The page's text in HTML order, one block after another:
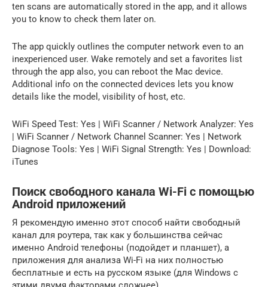
ten scans are automatically stored in the app, and it allows
you to know to check them later on.
The app quickly outlines the computer network even to an
inexperienced user. Wake remotely and set a favorites list
through the app also, you can reboot the Mac device.
Additional info on the connected devices lets you know
details like the model, visibility of host, etc.
WiFi Speed Test: Yes | WiFi Scanner / Network Analyzer: Yes
| WiFi Scanner / Network Channel Scanner: Yes | Network
Diagnose Tools: Yes | WiFi Signal Strength: Yes | Download:
iTunes
Поиск свободного канала Wi-Fi с помощью
Android приложений
Я рекомендую именно этот способ найти свободный
канал для роутера, так как у большинства сейчас
именно Android телефоны (подойдет и планшет), а
приложения для анализа Wi-Fi на них полностью
бесплатные и есть на русском языке (для Windows с